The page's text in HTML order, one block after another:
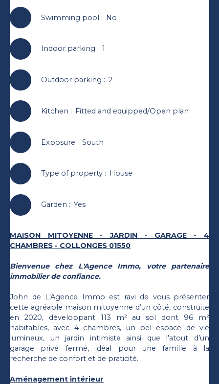
Swimming pool : No
Indoor parking : 1
Outdoor parking : 2
Kitchen : Fitted and equipped/Open plan
Exposure : South
Type of property: House
Garden : Yes
MAISON MITOYENNE - JARDIN - GARAGE - 4
CHAMBRES - COLLONGES 01550
Bienvenue chez L'Agence Immo, votre partenaire
immobilier de confiance.
John de L'Agence Immo est ravi de vous présenter
cette agréable maison mitoyenne d’un côté, construite
en 2020, développant 113 m² au sol dont 96 m²
habitables, avec 4 chambres, un bel espace de vie
lumineux, un jardin intimiste ainsi que l’atout d’un
garage privé fermé, idéal pour une famille à la
recherche de confort et de praticité.
Aménagement intérieur